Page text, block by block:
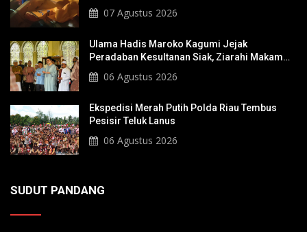
Tenggelam
07 Agustus 2026
Ulama Hadis Maroko Kagumi Jejak
Peradaban Kesultanan Siak, Ziarahi Makam
Sultan Hingga Pendiri Pekanbaru
06 Agustus 2026
Ekspedisi Merah Putih Polda Riau Tembus
Pesisir Teluk Lanus
06 Agustus 2026
SUDUT PANDANG